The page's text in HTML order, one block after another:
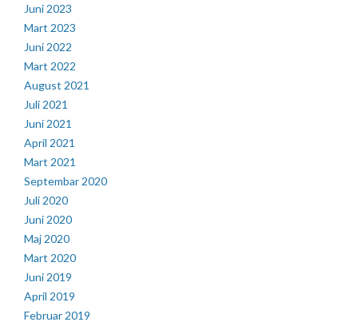
Juni 2023
Mart 2023
Juni 2022
Mart 2022
August 2021
Juli 2021
Juni 2021
April 2021
Mart 2021
Septembar 2020
Juli 2020
Juni 2020
Maj 2020
Mart 2020
Juni 2019
April 2019
Februar 2019